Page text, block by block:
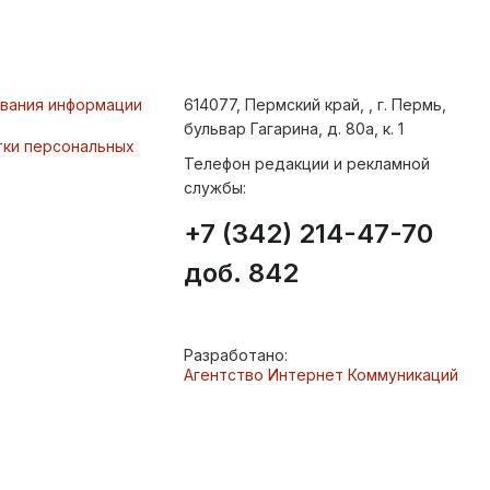
информации
персональных
614077, Пермский край, , г. Пермь,
бульвар Гагарина, д. 80а, к. 1
Телефон редакции и рекламной
службы:
+7 (342) 214-47-70
доб. 842
Разработано:
Агентство Интернет Коммуникаций